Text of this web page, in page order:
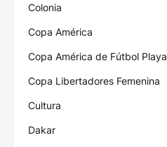
Colonia
Copa América
Copa América de Fútbol Playa
Copa Libertadores Femenina
Cultura
Dakar